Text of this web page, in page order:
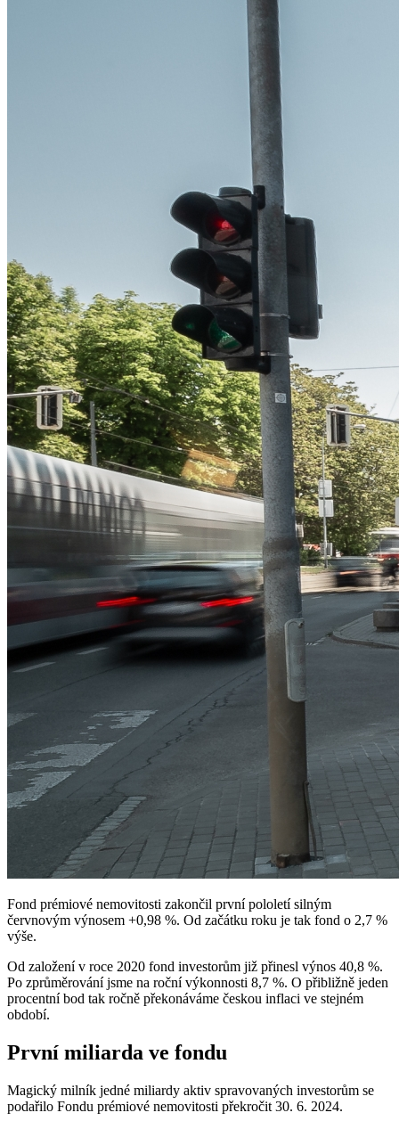
Fond prémiové nemovitosti zakončil první pololetí silným
červnovým výnosem +0,98 %. Od začátku roku je tak fond o 2,7 %
výše.
Od založení v roce 2020 fond investorům již přinesl výnos 40,8 %.
Po zprůměrování jsme na roční výkonnosti 8,7 %. O přibližně jeden
procentní bod tak ročně překonáváme českou inflaci ve stejném
období.
První miliarda ve fondu
Magický milník jedné miliardy aktiv spravovaných investorům se
podařilo Fondu prémiové nemovitosti překročit 30. 6. 2024.